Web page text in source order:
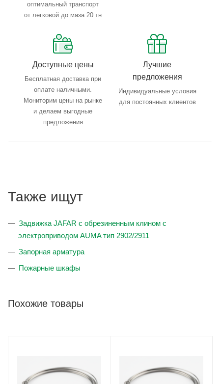
оптимальный транспорт
от легковой до маза 20 тн
Доступные цены
Бесплатная доставка при
оплате наличными.
Мониторим цены на рынке
и делаем выгодные
предложения
Лучшие
предложения
Индивидуальные условия
для постоянных клиентов
Также ищут
Задвижка JAFAR с обрезиненным клином с
электроприводом AUMA тип 2902/2911
Запорная арматура
Пожарные шкафы
Похожие товары